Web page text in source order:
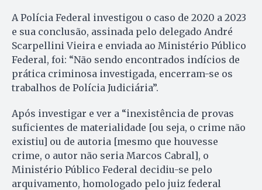
A Polícia Federal investigou o caso de 2020 a 2023
e sua conclusão, assinada pelo delegado André
Scarpellini Vieira e enviada ao Ministério Público
Federal, foi: “Não sendo encontrados indícios de
prática criminosa investigada, encerram-se os
trabalhos de Polícia Judiciária”.
Após investigar e ver a “inexistência de provas
suficientes de materialidade [ou seja, o crime não
existiu] ou de autoria [mesmo que houvesse
crime, o autor não seria Marcos Cabral], o
Ministério Público Federal decidiu-se pelo
arquivamento, homologado pelo juiz federal